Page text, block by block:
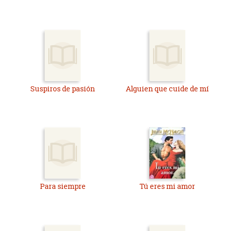
Suspiros de pasión Alguien que cuide de mí
Para siempre Tú eres mi amor